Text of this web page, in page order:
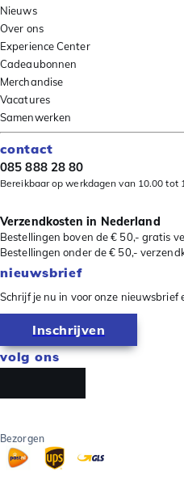
Nieuws
Over ons
Experience Center
Cadeaubonnen
Merchandise
Vacatures
Samenwerken
contact
085 888 28 80
Bereikbaar op werkdagen van 10.00 tot
Verzendkosten in Nederland
Bestellingen boven de € 50,- gratis
Bestellingen onder de € 50,-
nieuwsbrief
Schrijf je nu in voor onze nieuwsbrief
Inschrijven
volg ons
Bezorgen